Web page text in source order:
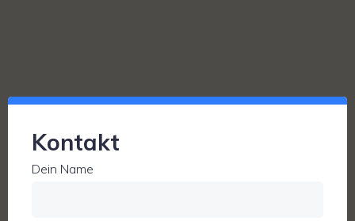
Kontakt
Dein Name